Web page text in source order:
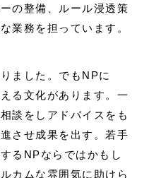
の整備、ルール浸透策
業務を担っています。
ました。でもNPに
る文化があります。一
談をしアドバイスをも
させ成果を出す。若手
るNPならではかもし
カムな雰囲気に助けら